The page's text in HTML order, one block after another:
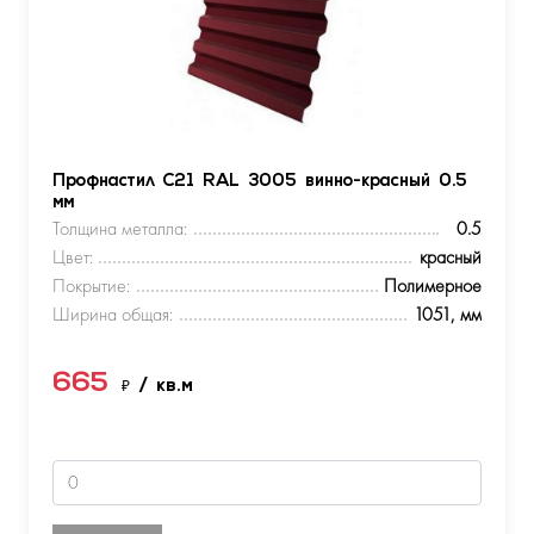
Профнастил С21 RAL 3005 винно-красный 0.5
мм
Толщина металла:
0.5
Цвет:
красный
Покрытие:
Полимерное
Ширина общая:
1051, мм
665 ₽ / кв.м